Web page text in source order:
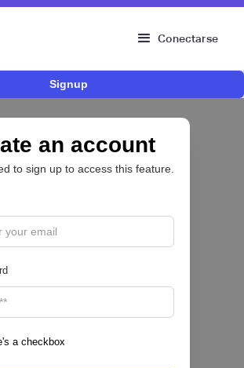
Conectarse
Signup
an account
to sign up to access this feature.
a checkbox
e IA que marcarán el futuro